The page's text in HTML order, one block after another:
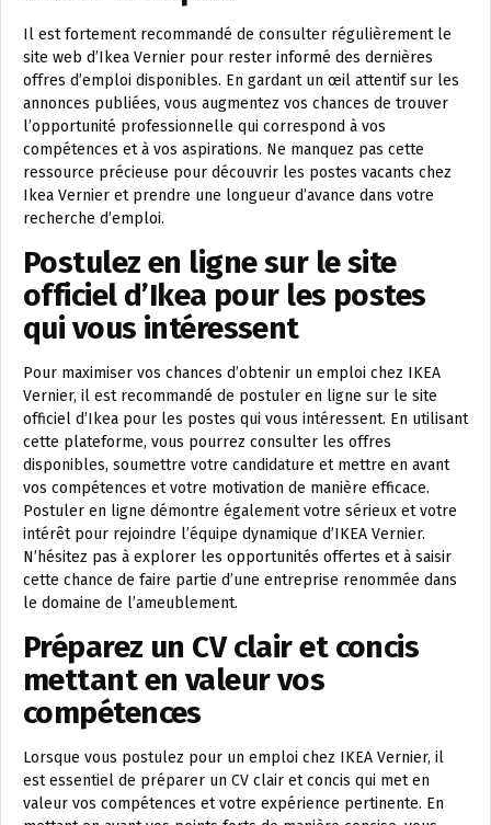
Il est fortement recommandé de consulter régulièrement le
site web d’Ikea Vernier pour rester informé des dernières
offres d’emploi disponibles. En gardant un œil attentif sur les
annonces publiées, vous augmentez vos chances de trouver
l’opportunité professionnelle qui correspond à vos
compétences et à vos aspirations. Ne manquez pas cette
ressource précieuse pour découvrir les postes vacants chez
Ikea Vernier et prendre une longueur d’avance dans votre
recherche d’emploi.
Postulez en ligne sur le site
officiel d’Ikea pour les postes
qui vous intéressent
Pour maximiser vos chances d’obtenir un emploi chez IKEA
Vernier, il est recommandé de postuler en ligne sur le site
officiel d’Ikea pour les postes qui vous intéressent. En utilisant
cette plateforme, vous pourrez consulter les offres
disponibles, soumettre votre candidature et mettre en avant
vos compétences et votre motivation de manière efficace.
Postuler en ligne démontre également votre sérieux et votre
intérêt pour rejoindre l’équipe dynamique d’IKEA Vernier.
N’hésitez pas à explorer les opportunités offertes et à saisir
cette chance de faire partie d’une entreprise renommée dans
le domaine de l’ameublement.
Préparez un CV clair et concis
mettant en valeur vos
compétences
Lorsque vous postulez pour un emploi chez IKEA Vernier, il
est essentiel de préparer un CV clair et concis qui met en
valeur vos compétences et votre expérience pertinente. En